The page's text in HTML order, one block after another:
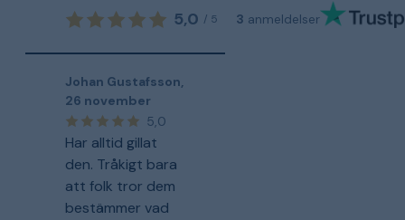
5,0 / 5 3 anmeldelser
Johan Gustafsson,
26 november
5,0
Har alltid gillat
den. Tråkigt bara
att folk tror dem
bestämmer vad